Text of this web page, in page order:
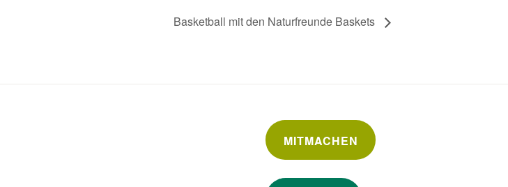
Basketball mit den Naturfreunde Baskets
MITMACHEN